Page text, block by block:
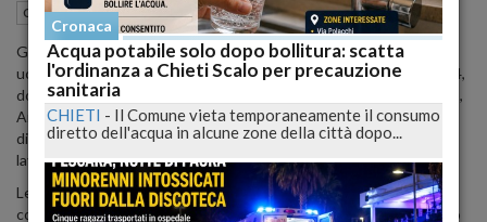
Cronaca nazionale Vigonza (PD) 30 Maggio 2024 14:40
Giada Zanola, 34 anni, originaria di Brescia, è stata tragicamente
uccisa dal compagno e gettata da un cavalcavia dell'autostrada A4,
dove è stata successivamente travolta da un camion. Il compagno,
Andrea Favero, 39 anni, camionista, è stato arrestato con l'accusa
di omicidio volontario aggravato. Giada stava per iniziare un nuovo
lavoro in un impianto di distribuzione di carburanti.
Le indagini hanno preso una svolta decisiva grazie alle
contraddizioni nelle dichiarazioni di Favero durante l'interrogatorio
Cronaca
Acqua potabile solo dopo bollitura: scatta
l'ordinanza a Chieti Scalo per precauzione
sanitaria
CHIETI - Il Comune vieta temporaneamente il consumo
diretto dell'acqua in alcune zone della città dopo...